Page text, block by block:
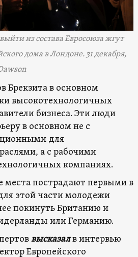
из состава Евросоюза жгут
дома в Лондоне. 31 декабря,
Брекзита в основном
высокотехнологичных
бизнеса. Эти люди
в основном не с
для
а с рабочими
компаниях.
места пострадают первыми в
этой части молодежи
покинуть Британию и
или Германию.
высказалв интервью
Европейского